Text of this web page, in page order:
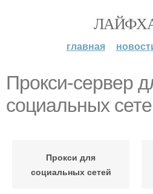
главная
Прокси-сервер
социальных
Прокси для
социальных сетей